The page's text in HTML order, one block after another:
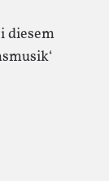
diesem